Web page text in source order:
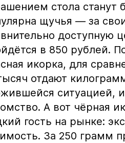
стола станут
щучья — за
доступную
в 850 рублей.
икорка, для
отдают
ситуацией,
А вот чёрная
гость на рынке:
За 250 грамм